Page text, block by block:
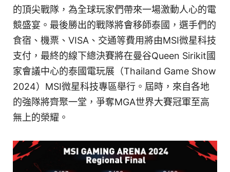
的頂尖戰隊，為全球玩家們帶來一場激動人心的電
競盛宴。最後勝出的戰隊將會移師泰國，選手們的
食宿、機票、VISA、交通等費用將由MSI微星科技
支付，最終的線下總決賽將在曼谷Queen Sirikit國
家會議中心的泰國電玩展（Thailand Game Show
2024）MSI微星科技專區舉行。屆時，來自各地
的強隊將齊聚一堂，爭奪MGA世界大賽冠軍至高
無上的榮耀。